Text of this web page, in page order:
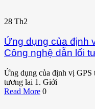
28 Th2
Ứng dụng của định
Công nghệ dẫn lối
Ứng dụng của định vị GPS
tương lai 1. Giới
Read More 0